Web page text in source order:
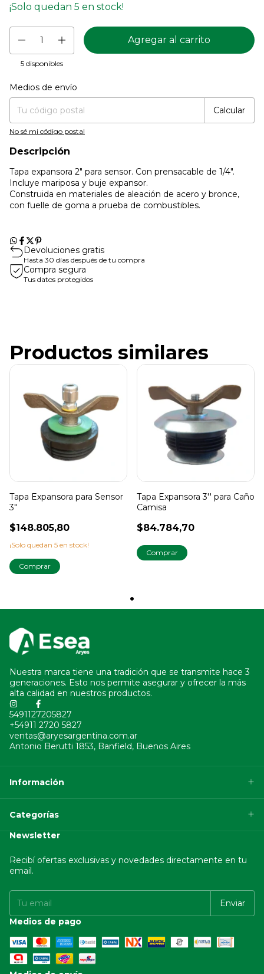
¡Solo quedan 5 en stock!
5 disponibles
Entregas para el CP:
Medios de envío
Calcular
No sé mi código postal
Descripción
Tapa expansora 2" para sensor. Con prensacable de 1/4".
Incluye mariposa y buje expansor.
Construida en materiales de aleación de acero y bronce,
con fuelle de goma a prueba de combustibles.
Devoluciones gratis
Hasta 30 días después de tu compra
Compra segura
Tus datos protegidos
Productos similares
Tapa Expansora para Sensor
3"
$148.805,80
¡Solo quedan 5 en stock!
Tapa Expansora 3'' para Caño
Camisa
$84.784,70
Nuestra marca tiene una tradición que se transmite hace 3
generaciones. Esto nos permite asegurar y ofrecer la más
alta calidad en nuestros productos.
5491127205827
+54911 2720 5827
ventas@aryesargentina.com.ar
Antonio Berutti 1853, Banfield, Buenos Aires
Información
Categorías
Newsletter
Recibí ofertas exclusivas y novedades directamente en tu
email.
Medios de pago